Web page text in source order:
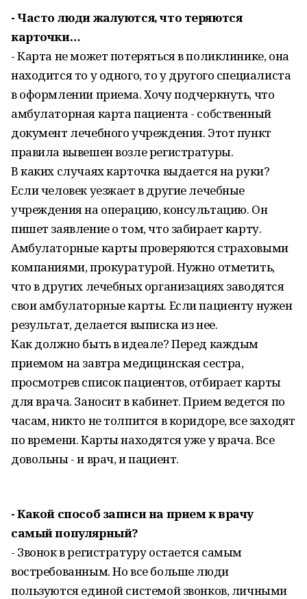
- Часто люди жалуются, что теряются
карточки…
- Карта не может потеряться в поликлинике, она
находится то у одного, то у другого специалиста
в оформлении приема. Хочу подчеркнуть, что
амбулаторная карта пациента - собственный
документ лечебного учреждения. Этот пункт
правила вывешен возле регистратуры.
В каких случаях карточка выдается на руки?
Если человек уезжает в другие лечебные
учреждения на операцию, консультацию. Он
пишет заявление о том, что забирает карту.
Амбулаторные карты проверяются страховыми
компаниями, прокуратурой. Нужно отметить,
что в других лечебных организациях заводятся
свои амбулаторные карты. Если пациенту нужен
результат, делается выписка из нее.
Как должно быть в идеале? Перед каждым
приемом на завтра медицинская сестра,
просмотрев список пациентов, отбирает карты
для врача. Заносит в кабинет. Прием ведется по
часам, никто не толпится в коридоре, все заходят
по времени. Карты находятся уже у врача. Все
довольны - и врач, и пациент.
- Какой способ записи на прием к врачу
самый популярный?
- Звонок в регистратуру остается самым
востребованным. Но все больше люди
пользуются единой системой звонков, личными